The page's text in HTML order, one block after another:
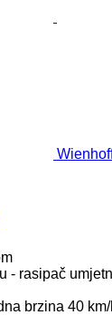
- rasipač
brzina 40